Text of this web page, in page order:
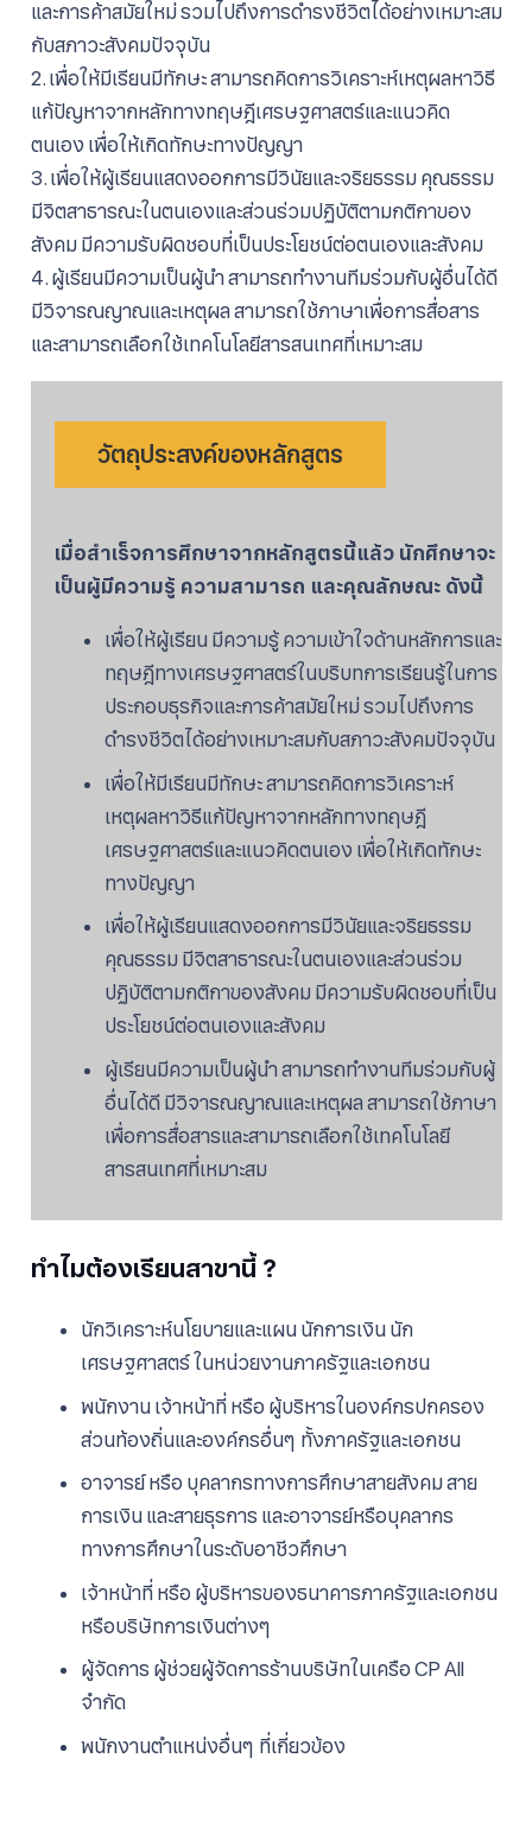
และการค้าสมัยใหม่ รวมไปถึงการดำรงชีวิตได้อย่างเหมาะสม
กับสภาวะสังคมปัจจุบัน
2. เพื่อให้มีเรียนมีทักษะ สามารถคิดการวิเคราะห์เหตุผลหาวิธี
แก้ปัญหาจากหลักทางทฤษฎีเศรษฐศาสตร์และแนวคิด
ตนเอง เพื่อให้เกิดทักษะทางปัญญา
3. เพื่อให้ผู้เรียนแสดงออกการมีวินัยและจริยธรรม คุณธรรม
มีจิตสาธารณะในตนเองและส่วนร่วมปฏิบัติตามกติกาของ
สังคม มีความรับผิดชอบที่เป็นประโยชน์ต่อตนเองและสังคม
4. ผู้เรียนมีความเป็นผู้นำ สามารถทำงานทีมร่วมกับผู้อื่นได้ดี
มีวิจารณญาณและเหตุผล สามารถใช้ภาษาเพื่อการสื่อสาร
และสามารถเลือกใช้เทคโนโลยีสารสนเทศที่เหมาะสม
วัตถุประสงค์ของหลักสูตร
เมื่อสำเร็จการศึกษาจากหลักสูตรนี้แล้ว นักศึกษาจะ
เป็นผู้มีความรู้ ความสามารถ และคุณลักษณะ ดังนี้
เพื่อให้ผู้เรียน มีความรู้ ความเข้าใจด้านหลักการและ
ทฤษฎีทางเศรษฐศาสตร์ในบริบทการเรียนรู้ในการ
ประกอบธุรกิจและการค้าสมัยใหม่ รวมไปถึงการ
ดำรงชีวิตได้อย่างเหมาะสมกับสภาวะสังคมปัจจุบัน
เพื่อให้มีเรียนมีทักษะ สามารถคิดการวิเคราะห์
เหตุผลหาวิธีแก้ปัญหาจากหลักทางทฤษฎี
เศรษฐศาสตร์และแนวคิดตนเอง เพื่อให้เกิดทักษะ
ทางปัญญา
เพื่อให้ผู้เรียนแสดงออกการมีวินัยและจริยธรรม
คุณธรรม มีจิตสาธารณะในตนเองและส่วนร่วม
ปฏิบัติตามกติกาของสังคม มีความรับผิดชอบที่เป็น
ประโยชน์ต่อตนเองและสังคม
ผู้เรียนมีความเป็นผู้นำ สามารถทำงานทีมร่วมกับผู้
อื่นได้ดี มีวิจารณญาณและเหตุผล สามารถใช้ภาษา
เพื่อการสื่อสารและสามารถเลือกใช้เทคโนโลยี
สารสนเทศที่เหมาะสม
ทำไมต้องเรียนสาขานี้ ?
นักวิเคราะห์นโยบายและแผน นักการเงิน นัก
เศรษฐศาสตร์ ในหน่วยงานภาครัฐและเอกชน
พนักงาน เจ้าหน้าที่ หรือ ผู้บริหารในองค์กรปกครอง
ส่วนท้องถิ่นและองค์กรอื่นๆ ทั้งภาครัฐและเอกชน
อาจารย์ หรือ บุคลากรทางการศึกษาสายสังคม สาย
การเงิน และสายธุรการ และอาจารย์หรือบุคลากร
ทางการศึกษาในระดับอาชีวศึกษา
เจ้าหน้าที่ หรือ ผู้บริหารของธนาคารภาครัฐและเอกชน
หรือบริษัทการเงินต่างๆ
ผู้จัดการ ผู้ช่วยผู้จัดการร้านบริษัทในเครือ CP All
จำกัด
พนักงานตำแหน่งอื่นๆ ที่เกี่ยวข้อง